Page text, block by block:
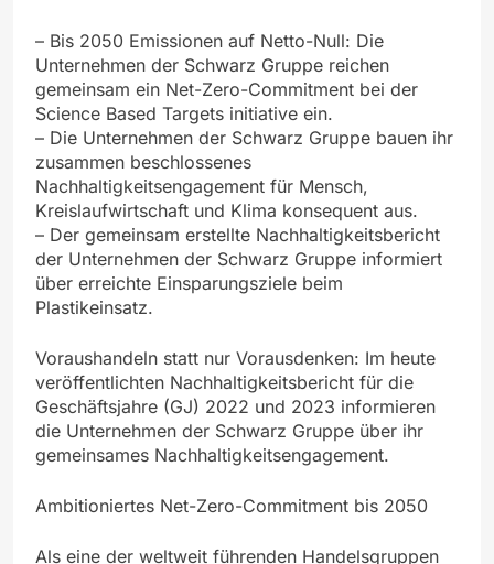
– Bis 2050 Emissionen auf Netto-Null: Die
Unternehmen der Schwarz Gruppe reichen
gemeinsam ein Net-Zero-Commitment bei der
Science Based Targets initiative ein.
– Die Unternehmen der Schwarz Gruppe bauen ihr
zusammen beschlossenes
Nachhaltigkeitsengagement für Mensch,
Kreislaufwirtschaft und Klima konsequent aus.
– Der gemeinsam erstellte Nachhaltigkeitsbericht
der Unternehmen der Schwarz Gruppe informiert
über erreichte Einsparungsziele beim
Plastikeinsatz.
Voraushandeln statt nur Vorausdenken: Im heute
veröffentlichten Nachhaltigkeitsbericht für die
Geschäftsjahre (GJ) 2022 und 2023 informieren
die Unternehmen der Schwarz Gruppe über ihr
gemeinsames Nachhaltigkeitsengagement.
Ambitioniertes Net-Zero-Commitment bis 2050
Als eine der weltweit führenden Handelsgruppen